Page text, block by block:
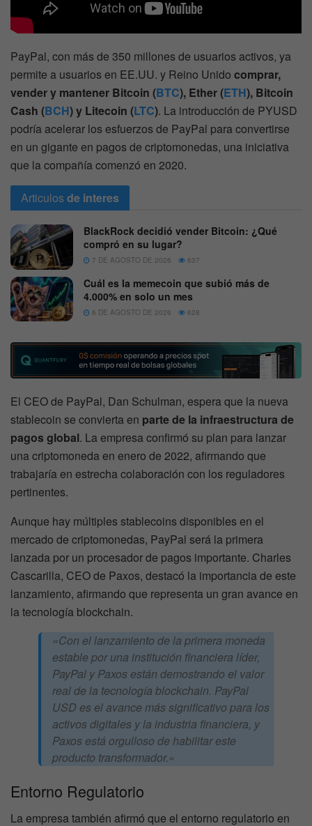
PayPal, con más de 350 millones de usuarios activos, ya
permite a usuarios en EE.UU. y Reino Unido comprar,
vender y mantener Bitcoin (BTC), Ether (ETH), Bitcoin
Cash (BCH) y Litecoin (LTC). La introducción de PYUSD
podría acelerar los esfuerzos de PayPal para convertirse
en un gigante en pagos de criptomonedas, una iniciativa
que la compañía comenzó en 2020.
Articulosde interes
BlackRock decidió vender Bitcoin: ¿Qué
compró en su lugar?
7 DE AGOSTO DE 2026 637
Cuál es la memecoin que subió más de
4.000% en solo un mes
6 DE AGOSTO DE 2026 628
El CEO de PayPal, Dan Schulman, espera que la nueva
stablecoin se convierta en parte de la infraestructura de
pagos global. La empresa confirmó su plan para lanzar
una criptomoneda en enero de 2022, afirmando que
trabajaría en estrecha colaboración con los reguladores
pertinentes.
Aunque hay múltiples stablecoins disponibles en el
mercado de criptomonedas, PayPal será la primera
lanzada por un procesador de pagos importante. Charles
Cascarilla, CEO de Paxos, destacó la importancia de este
lanzamiento, afirmando que representa un gran avance en
la tecnología blockchain.
«Con el lanzamiento de la primera moneda
estable por una institución financiera líder,
PayPal y Paxos están demostrando el valor
real de la tecnología blockchain. PayPal
USD es el avance más significativo para los
activos digitales y la industria financiera, y
Paxos está orgulloso de habilitar este
producto transformador.»
Entorno Regulatorio
La empresa también afirmó que el entorno regulatorio en